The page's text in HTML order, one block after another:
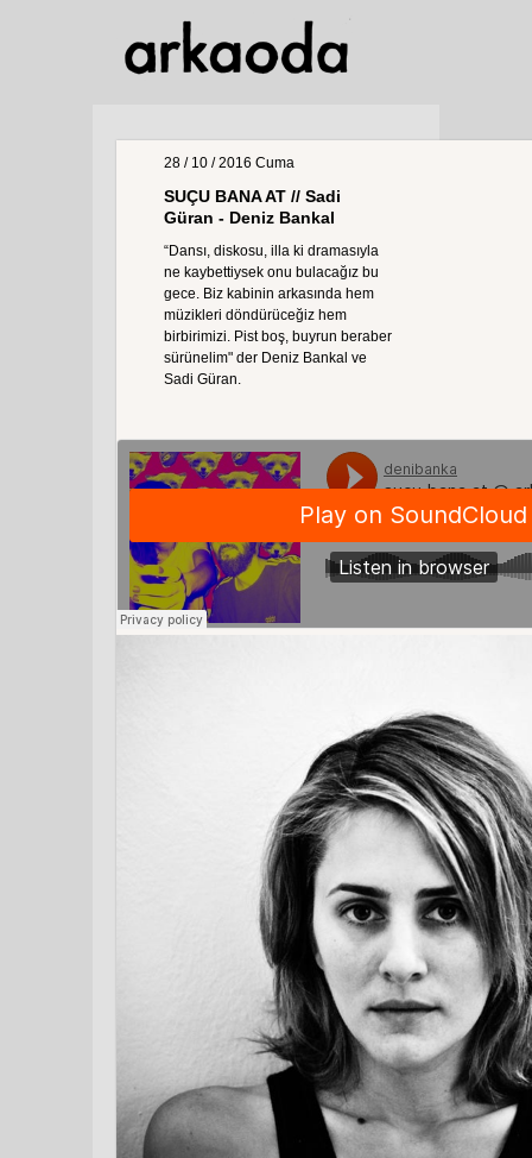
28 / 10 / 2016 Cuma
SUÇU BANA AT // Sadi
Güran - Deniz Bankal
“Dansı, diskosu, illa ki dramasıyla
ne kaybettiysek onu bulacağız bu
gece. Biz kabinin arkasında hem
müzikleri döndürüceğiz hem
birbirimizi. Pist boş, buyrun beraber
sürünelim" der Deniz Bankal ve
Sadi Güran.